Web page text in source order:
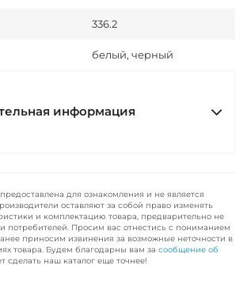
336.2
белый, черный
информация
для ознакомления и не является
оставляют за собой право изменять
и комплектацию товара, предварительно не
потребителей. Просим вас отнестись с пониманием
приносим извинения за возможные неточности в
товара. Будем благодарны вам за сообщение об
сделать наш каталог еще точнее!